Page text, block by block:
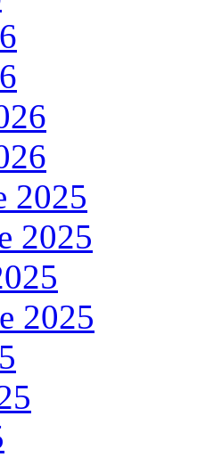
2025
2025
2025